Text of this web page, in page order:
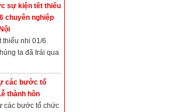
sự kiện tết thiếu
chuyên nghiệp
thiếu nhi 01/6
ta đã trải qua
các bước tổ
thành hôn
các bước tổ chức